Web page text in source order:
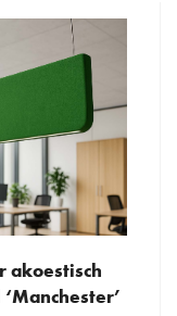
akoestisch